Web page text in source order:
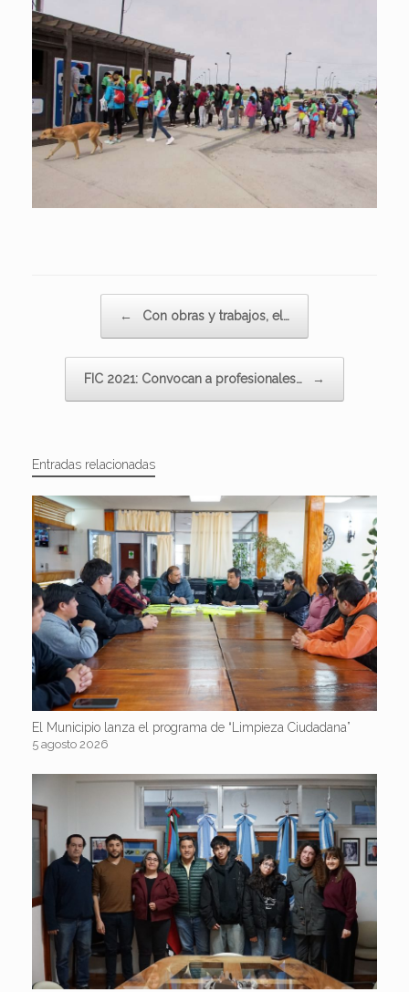
← Con obras y trabajos, el…
FIC 2021: Convocan a profesionales… →
Entradas relacionadas
El Municipio lanza el programa de “Limpieza Ciudadana”
5 agosto 2026